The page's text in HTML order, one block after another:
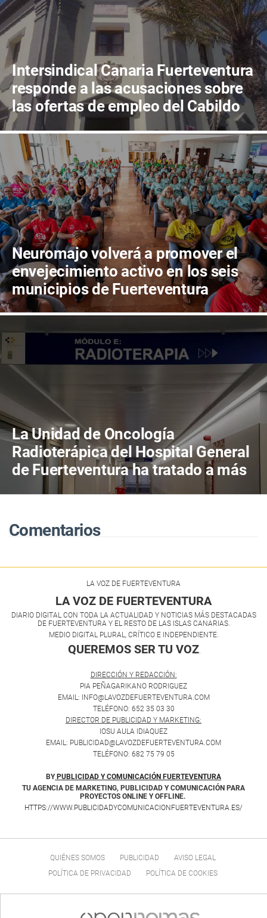
Intersindical Canaria Fuerteventura
responde a las acusaciones sobre
las ofertas de empleo del Cabildo
de Fuerteventura
Neuromajo volverá a promover el
envejecimiento activo en los seis
municipios de Fuerteventura
La Unidad de Oncología
Radioterápica del Hospital General
de Fuerteventura ha tratado a más
de 800 pacientes en sus primeros
Comentarios
LA VOZ DE FUERTEVENTURA
LA VOZ DE FUERTEVENTURA
DIARIO DIGITAL CON TODA LA ACTUALIDAD Y NOTICIAS MÁS DESTACADAS
DE FUERTEVENTURA Y EL RESTO DE LAS ISLAS CANARIAS.
MEDIO DIGITAL PLURAL, CRÍTICO E INDEPENDIENTE.
QUEREMOS SER TU VOZ.
DIRECCIÓN Y REDACCIÓN:
PIA PEÑAGARIKANO RODRIGUEZ
EMAIL: INFO@LAVOZDEFUERTEVENTURA.COM
TELÉFONO: 652 35 03 30
DIRECTOR DE PUBLICIDAD Y MARKETING:
IOSU AULA IDIAQUEZ
EMAIL: PUBLICIDAD@LAVOZDEFUERTEVENTURA.COM
TELÉFONO: 682 75 79 05
BY PUBLICIDAD Y COMUNICACIÓN FUERTEVENTURA
TU AGENCIA DE MARKETING, PUBLICIDAD Y COMUNICACIÓN PARA
PROYECTOS ONLINE Y OFFLINE.
HTTPS://WWW.PUBLICIDADYCOMUNICACIONFUERTEVENTURA.ES/
QUIÉNES SOMOS PUBLICIDAD
AVISO LEGAL
POLÍTICA DE PRIVACIDAD
POLÍTICA DE COOKIES